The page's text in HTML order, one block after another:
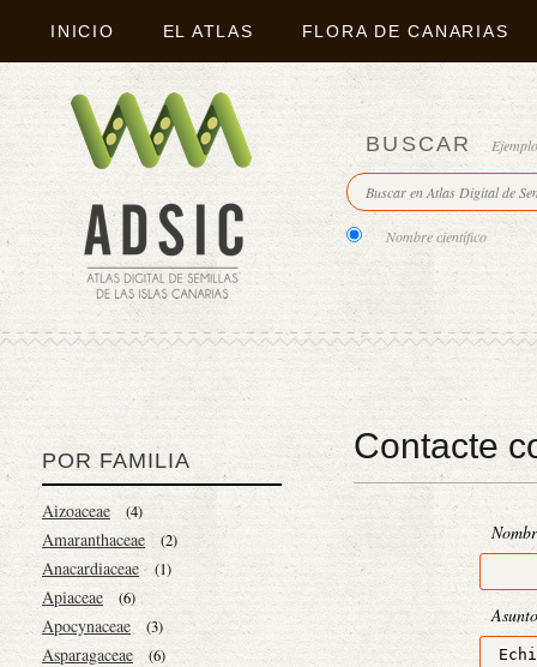
INICIO EL ATLAS FLORA DE CANARIAS
BUSCAR
Nombre científico
POR FAMILIA
Aizoaceae (4)
Amaranthaceae (2)
Anacardiaceae (1)
Apiaceae (6)
Apocynaceae (3)
Asparagaceae (6)
Contacte